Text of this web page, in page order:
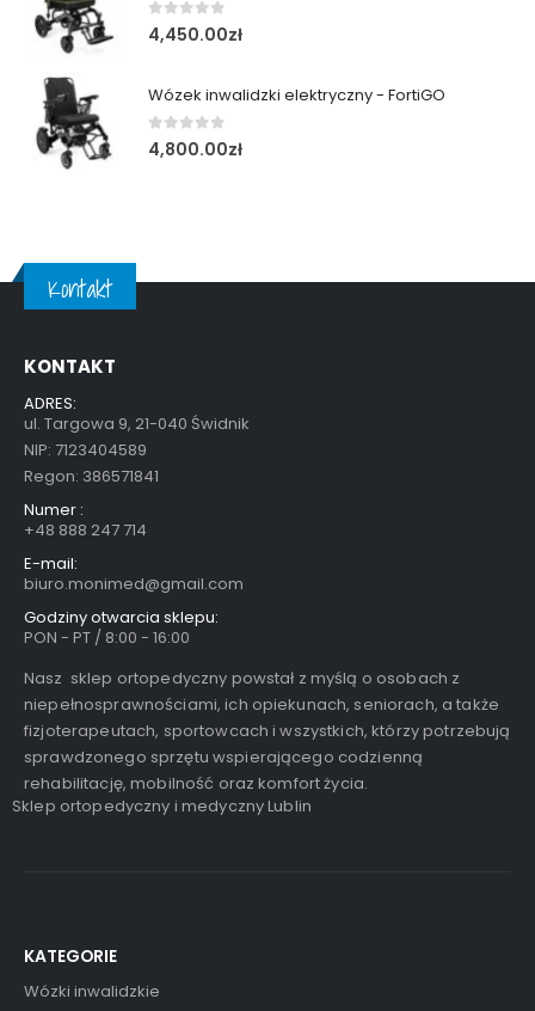
0out of 5
4,450.00zł
Wózek inwalidzki elektryczny - FortiGO
0out of 5
4,800.00zł
Kontakt
KONTAKT
ADRES:
ul. Targowa 9, 21-040 Świdnik
NIP: 7123404589
Regon: 386571841
Numer :
+48 888 247 714
E-mail:
biuro.monimed@gmail.com
Godziny otwarcia sklepu:
PON - PT / 8:00 - 16:00
Nasz sklep ortopedyczny powstał z myślą o osobach z
niepełnosprawnościami, ich opiekunach, seniorach, a także
fizjoterapeutach, sportowcach i wszystkich, którzy potrzebują
sprawdzonego sprzętu wspierającego codzienną
rehabilitację, mobilność oraz komfort życia.
Sklep ortopedyczny i medyczny Lublin
KATEGORIE
Wózki inwalidzkie